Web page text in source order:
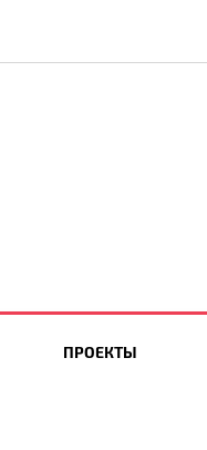
ПРОЕКТЫ